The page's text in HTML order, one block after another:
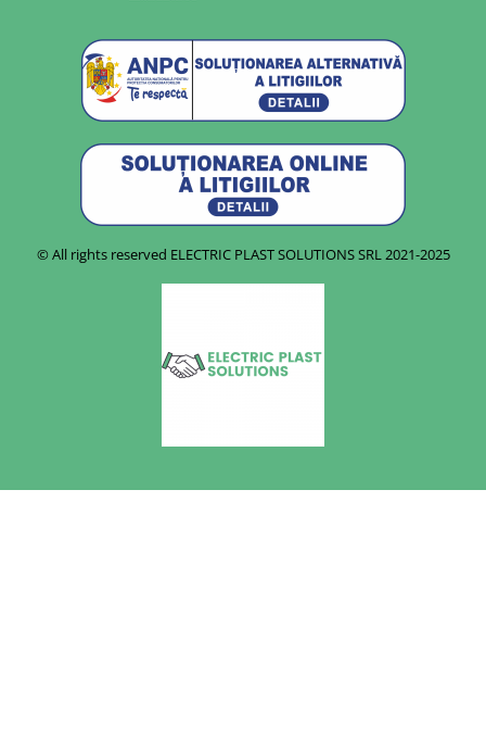
© All rights reserved ELECTRIC PLAST SOLUTIONS SRL2021-2025